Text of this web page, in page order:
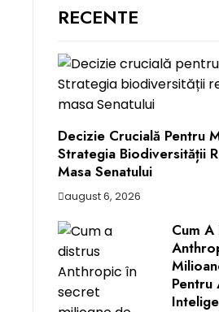
RECENTE
Decizie Crucială Pentru
Strategia Biodiversității
Masa Senatului
august 6, 2026
Cum
Pentru